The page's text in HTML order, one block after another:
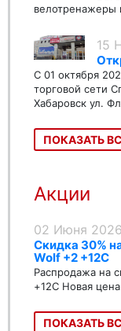
велотренажеры
15
С 01 октября
торговой сети
Хабаровск ул.
ПОКАЗАТЬ
Акции
02 Июня 2026
Скидка 30%
Wolf +2 +12C
Распродажа на
+12C Новая
ПОКАЗАТЬ